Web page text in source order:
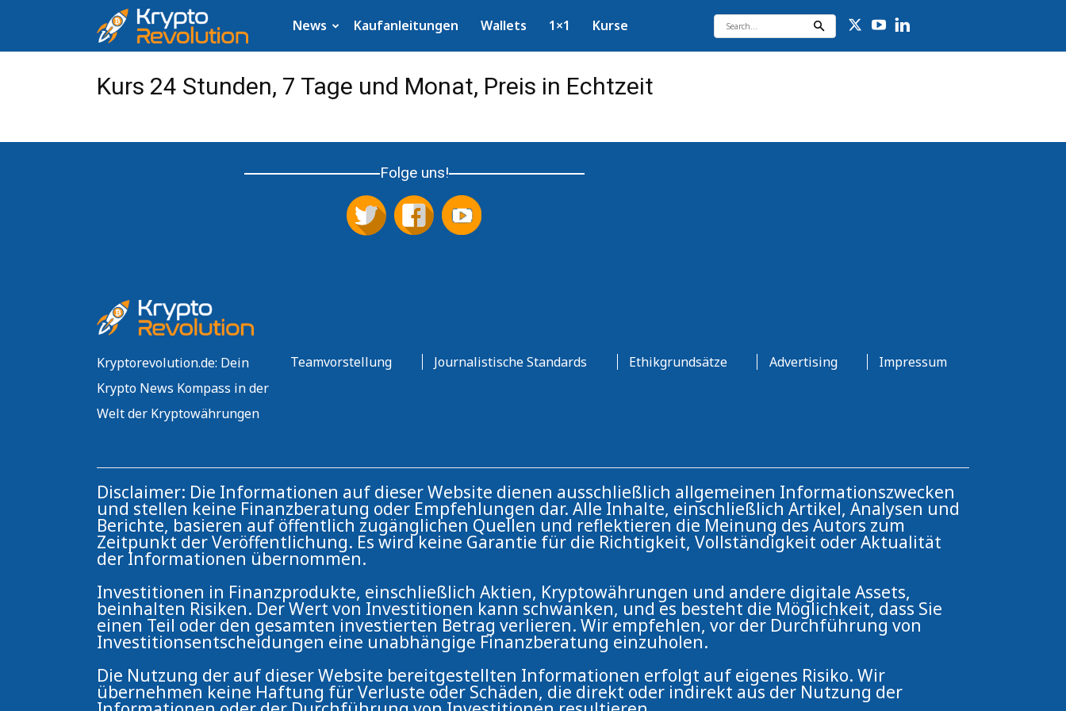
Krypto
Aktuelle
Neuigkeiten
Cardano,
IOTA
und
News Kaufanleitungen Wallets 1×1 Kurse
Kurs 24 Stunden, 7 Tage und Monat, Preis in Echtzeit
Folge uns!
Kryptorevolution.de: Dein
Krypto News Kompass in der
Welt der Kryptowährungen
Teamvorstellung Journalistische Standards Ethikgrundsätze Advertising Impressum
Disclaimer: Die Informationen auf dieser Website dienen ausschließlich allgemeinen Informationszwecken
und stellen keine Finanzberatung oder Empfehlungen dar. Alle Inhalte, einschließlich Artikel, Analysen und
Berichte, basieren auf öffentlich zugänglichen Quellen und reflektieren die Meinung des Autors zum
Zeitpunkt der Veröffentlichung. Es wird keine Garantie für die Richtigkeit, Vollständigkeit oder Aktualität
der Informationen übernommen.
Investitionen in Finanzprodukte, einschließlich Aktien, Kryptowährungen und andere digitale Assets,
beinhalten Risiken. Der Wert von Investitionen kann schwanken, und es besteht die Möglichkeit, dass Sie
einen Teil oder den gesamten investierten Betrag verlieren. Wir empfehlen, vor der Durchführung von
Investitionsentscheidungen eine unabhängige Finanzberatung einzuholen.
Die Nutzung der auf dieser Website bereitgestellten Informationen erfolgt auf eigenes Risiko. Wir
übernehmen keine Haftung für Verluste oder Schäden, die direkt oder indirekt aus der Nutzung der